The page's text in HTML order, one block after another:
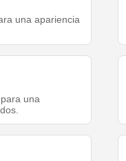
una apariencia
una